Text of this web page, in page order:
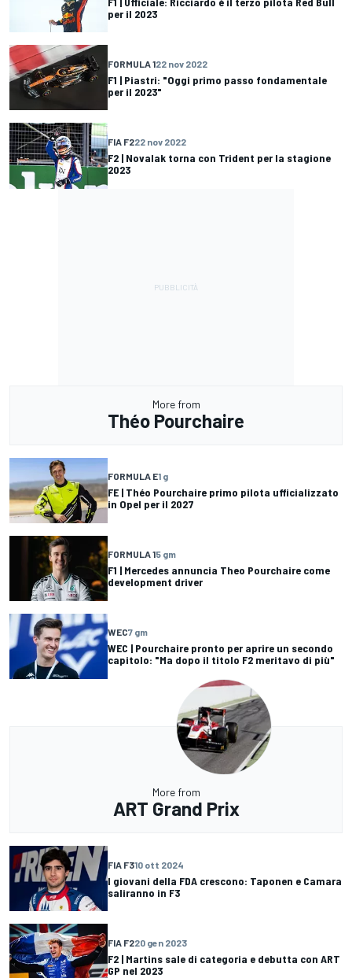
per il 2023
FORMULA 122 nov 2022
F1 | Piastri: "Oggi primo passo fondamentale
per il 2023"
FIA F222 nov 2022
F2 | Novalak torna con Trident per la stagione
2023
More from
Théo Pourchaire
FORMULA E1 g
FE | Théo Pourchaire primo pilota ufficializzato
in Opel per il 2027
FORMULA 15 gm
F1 | Mercedes annuncia Theo Pourchaire come
development driver
WEC7 gm
WEC | Pourchaire pronto per aprire un secondo
capitolo: "Ma dopo il titolo F2 meritavo di più"
More from
ART Grand Prix
FIA F310 ott 2024
I giovani della FDA crescono: Taponen e Camara
saliranno in F3
FIA F220 gen 2023
F2 | Martins sale di categoria e debutta con ART
GP nel 2023